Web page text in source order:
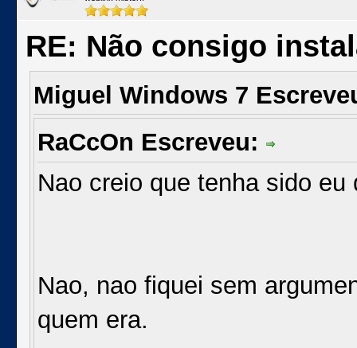
RE: Não consigo
Miguel Windows 7
RaCcOn Escreveu:
Nao creio que tenha sido
Nao, nao fiquei sem
quem era.